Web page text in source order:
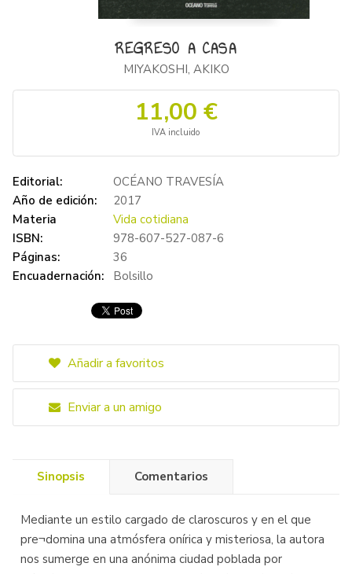
REGRESO A CASA
MIYAKOSHI, AKIKO
11,00 €
IVA incluido
Editorial:
OCÉANO TRAVESÍA
Año de edición:
2017
Materia
Vida cotidiana
ISBN:
978-607-527-087-6
Páginas:
36
Encuadernación:
Bolsillo
Añadir a favoritos
Enviar a un amigo
Sinopsis Comentarios
Mediante un estilo cargado de claroscuros y en el que
pre¬domina una atmósfera onírica y misteriosa, la autora
nos sumerge en una anónima ciudad poblada por